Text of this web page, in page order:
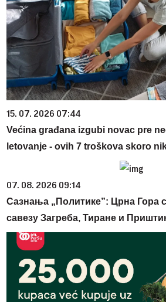
15. 07. 2026 07:44
Većina građana izgubi novac pre
letovanje - ovih 7 troškova skoro
07. 08. 2026 09:14
Сазнања „Политике”: Црна Гора
савезу Загреба, Тиране и